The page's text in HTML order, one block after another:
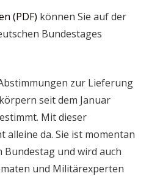
(PDF) können Sie auf der
Bundestages
zur Lieferung
seit dem Januar
Mit dieser
alleine da. Sie ist momentan
und wird auch
und Militärexperten